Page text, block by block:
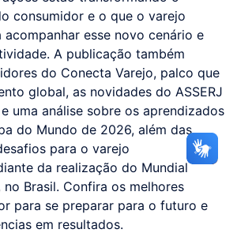
consumidor e o que o varejo
esse novo cenário e
A publicação também
do Conecta Varejo, palco que
global, as novidades do ASSERJ
uma análise sobre os aprendizados
do Mundo de 2026, além das
para o varejo
da realização do Mundial
no Brasil. Confira os melhores
para se preparar para o futuro e
em resultados.